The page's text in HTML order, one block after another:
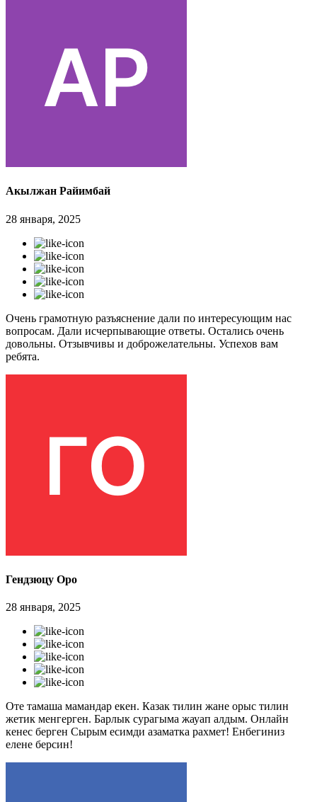
Акылжан Райимбай
28 января, 2025
Очень грамотную разъяснение дали по интересующим нас
вопросам. Дали исчерпывающие ответы. Остались очень
довольны. Отзывчивы и доброжелательны. Успехов вам
ребята.
Гендзюцу Оро
28 января, 2025
Оте тамаша мамандар екен. Казак тилин жане орыс тилин
жетик менгерген. Барлык сурагыма жауап алдым. Онлайн
кенес берген Сырым есимди азаматка рахмет! Енбегиниз
елене берсин!